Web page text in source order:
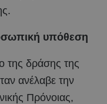
υπόθεση
της δράσης της
ανέλαβε την
Πρόνοιας,